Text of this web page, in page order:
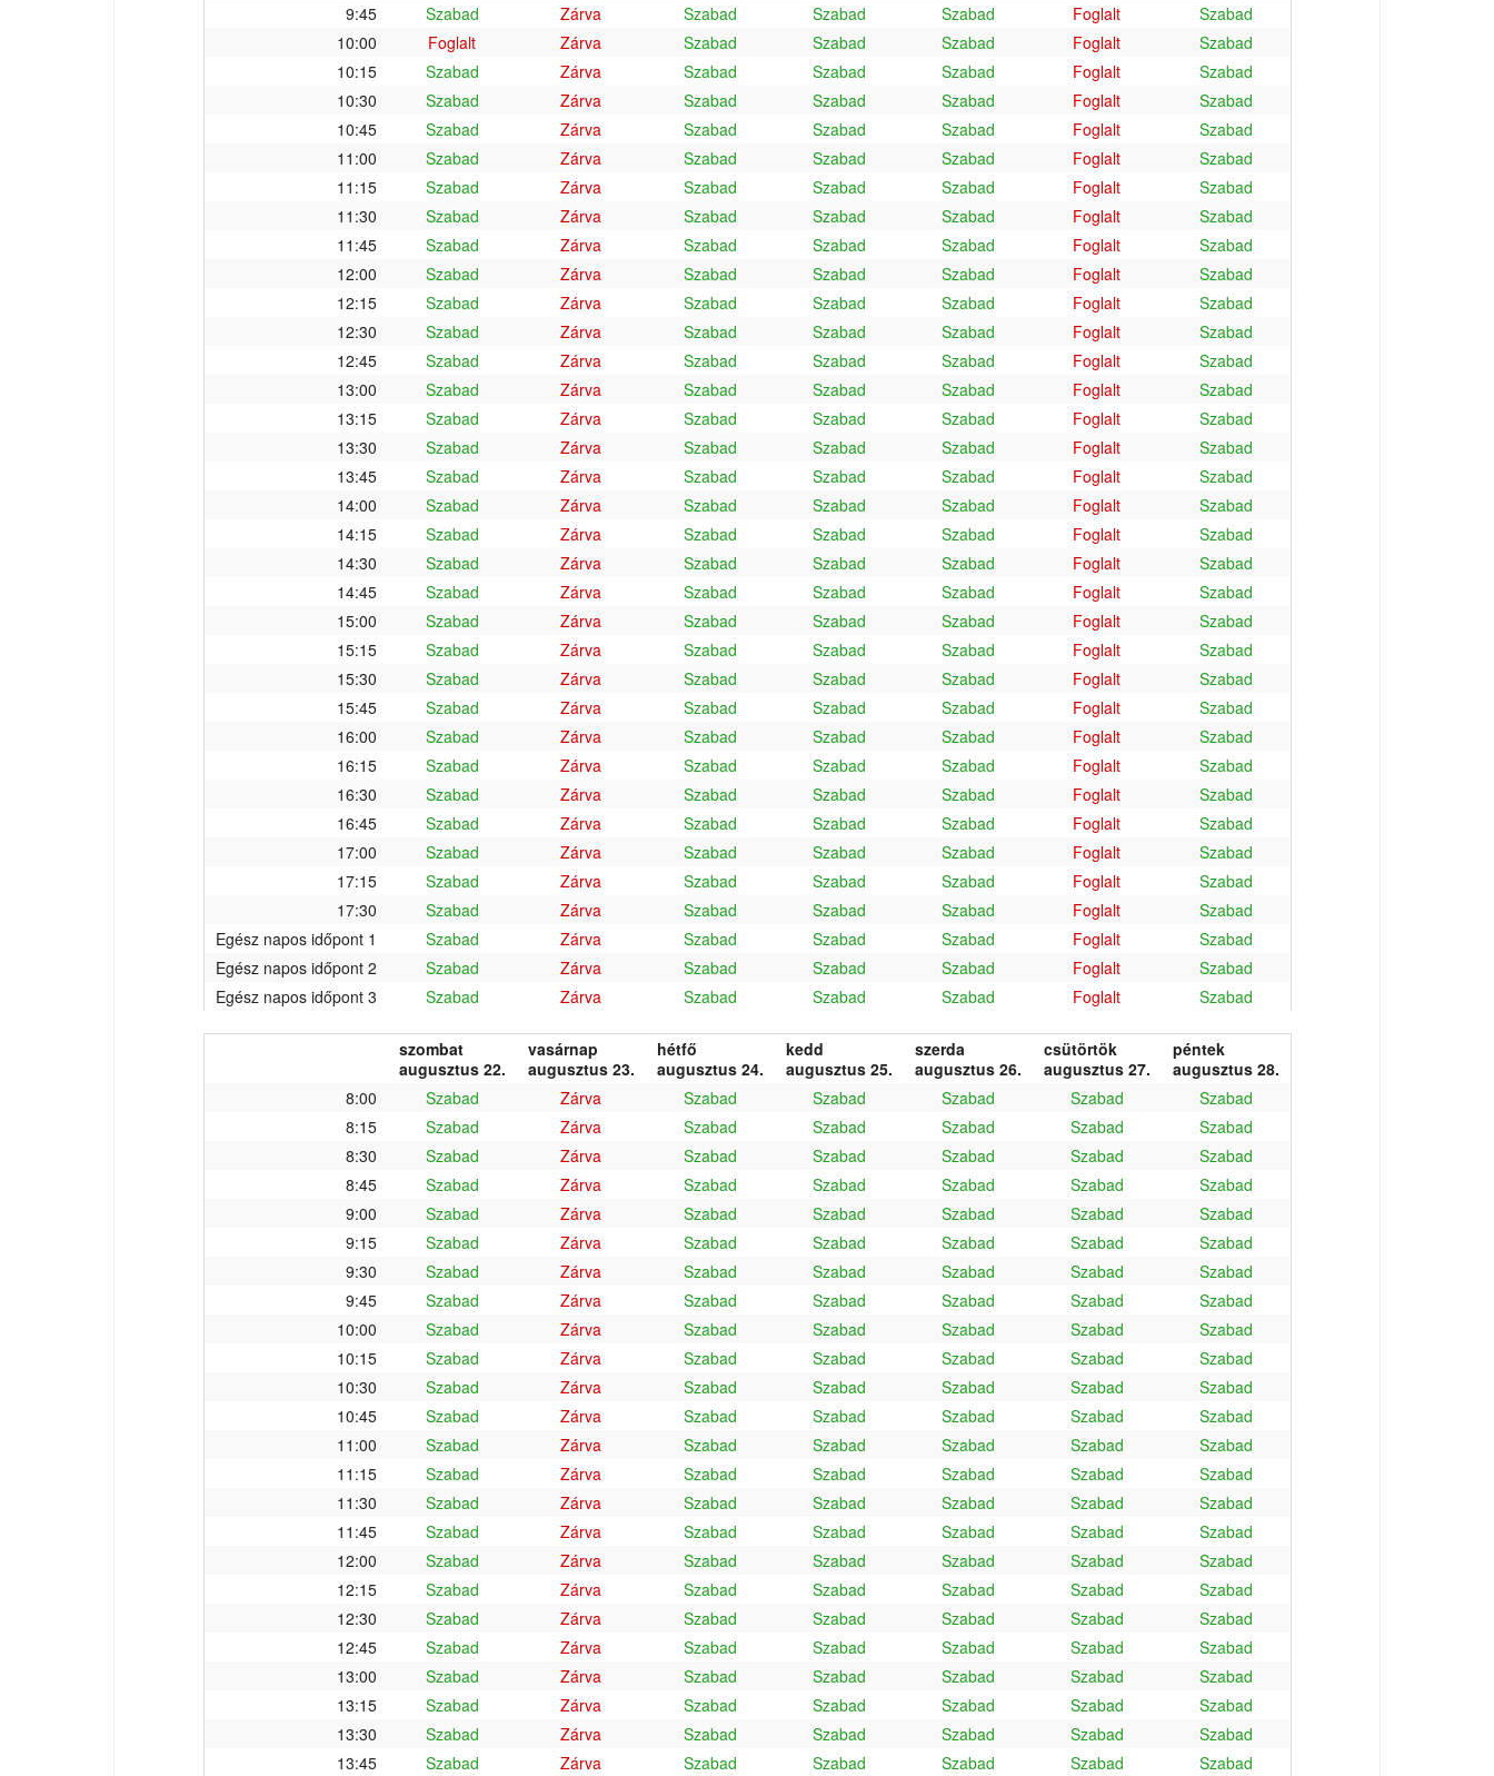
9:45
Szabad Zárva Szabad Szabad Szabad Foglalt
Szabad
10:00
Foglalt Zárva Szabad Szabad Szabad Foglalt
Szabad
10:15
Szabad Zárva Szabad Szabad Szabad Foglalt
Szabad
10:30
Szabad Zárva Szabad Szabad Szabad Foglalt
Szabad
10:45
Szabad Zárva Szabad Szabad Szabad Foglalt
Szabad
11:00
Szabad Zárva Szabad Szabad Szabad Foglalt
Szabad
11:15
Szabad Zárva Szabad Szabad Szabad Foglalt
Szabad
11:30
Szabad Zárva Szabad Szabad Szabad Foglalt
Szabad
11:45
Szabad Zárva Szabad Szabad Szabad Foglalt
Szabad
12:00
Szabad Zárva Szabad Szabad Szabad Foglalt
Szabad
12:15
Szabad Zárva Szabad Szabad Szabad Foglalt
Szabad
12:30
Szabad Zárva Szabad Szabad Szabad Foglalt
Szabad
12:45
Szabad Zárva Szabad Szabad Szabad Foglalt
Szabad
13:00
Szabad Zárva Szabad Szabad Szabad Foglalt
Szabad
13:15
Szabad Zárva Szabad Szabad Szabad Foglalt
Szabad
13:30
Szabad Zárva Szabad Szabad Szabad Foglalt
Szabad
13:45
Szabad Zárva Szabad Szabad Szabad Foglalt
Szabad
14:00
Szabad Zárva Szabad Szabad Szabad Foglalt
Szabad
14:15
Szabad Zárva Szabad Szabad Szabad Foglalt
Szabad
14:30
Szabad Zárva Szabad Szabad Szabad Foglalt
Szabad
14:45
Szabad Zárva Szabad Szabad Szabad Foglalt
Szabad
15:00
Szabad Zárva Szabad Szabad Szabad Foglalt
Szabad
15:15
Szabad Zárva Szabad Szabad Szabad Foglalt
Szabad
15:30
Szabad Zárva Szabad Szabad Szabad Foglalt
Szabad
15:45
Szabad Zárva Szabad Szabad Szabad Foglalt
Szabad
16:00
Szabad Zárva Szabad Szabad Szabad Foglalt
Szabad
16:15
Szabad Zárva Szabad Szabad Szabad Foglalt
Szabad
16:30
Szabad Zárva Szabad Szabad Szabad Foglalt
Szabad
16:45
Szabad Zárva Szabad Szabad Szabad Foglalt
Szabad
17:00
Szabad Zárva Szabad Szabad Szabad Foglalt
Szabad
17:15
Szabad Zárva Szabad Szabad Szabad Foglalt
Szabad
17:30
Szabad Zárva Szabad Szabad Szabad Foglalt
Szabad
Egész napos időpont 1
Szabad Zárva Szabad Szabad Szabad Foglalt
Szabad
Egész napos időpont 2
Szabad Zárva Szabad Szabad Szabad Foglalt
Szabad
Egész napos időpont 3
Szabad Zárva Szabad Szabad Szabad Foglalt Szabad
szombat
augusztus 22.
vasárnap
augusztus 23.
hétfő
augusztus 24.
kedd
augusztus 25.
szerda
augusztus 26.
csütörtök
augusztus 27.
péntek
augusztus 28.
8:00
Szabad Zárva Szabad Szabad Szabad Szabad
Szabad
8:15
Szabad Zárva Szabad Szabad Szabad Szabad
Szabad
8:30
Szabad Zárva Szabad Szabad Szabad Szabad
Szabad
8:45
Szabad Zárva Szabad Szabad Szabad Szabad
Szabad
9:00
Szabad Zárva Szabad Szabad Szabad Szabad
Szabad
9:15
Szabad Zárva Szabad Szabad Szabad Szabad
Szabad
9:30
Szabad Zárva Szabad Szabad Szabad Szabad
Szabad
9:45
Szabad Zárva Szabad Szabad Szabad Szabad
Szabad
10:00
Szabad Zárva Szabad Szabad Szabad Szabad
Szabad
10:15
Szabad Zárva Szabad Szabad Szabad Szabad
Szabad
10:30
Szabad Zárva Szabad Szabad Szabad Szabad
Szabad
10:45
Szabad Zárva Szabad Szabad Szabad Szabad
Szabad
11:00
Szabad Zárva Szabad Szabad Szabad Szabad
Szabad
11:15
Szabad Zárva Szabad Szabad Szabad Szabad
Szabad
11:30
Szabad Zárva Szabad Szabad Szabad Szabad
Szabad
11:45
Szabad Zárva Szabad Szabad Szabad Szabad
Szabad
12:00
Szabad Zárva Szabad Szabad Szabad Szabad
Szabad
12:15
Szabad Zárva Szabad Szabad Szabad Szabad
Szabad
12:30
Szabad Zárva Szabad Szabad Szabad Szabad
Szabad
12:45
Szabad Zárva Szabad Szabad Szabad Szabad
Szabad
13:00
Szabad Zárva Szabad Szabad Szabad Szabad
Szabad
13:15
Szabad Zárva Szabad Szabad Szabad Szabad
Szabad
13:30
Szabad Zárva Szabad Szabad Szabad Szabad
Szabad
13:45
Szabad Zárva Szabad Szabad Szabad Szabad Szabad